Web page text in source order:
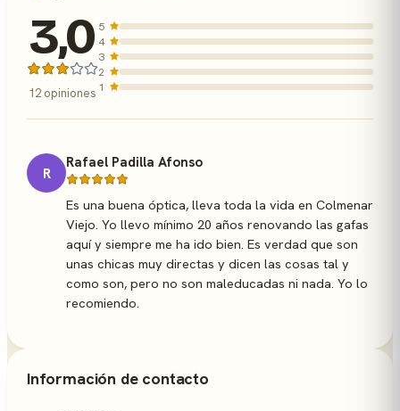
3,0
12 opiniones
5
4
3
2
1
R
Rafael Padilla Afonso
Es una buena óptica, lleva toda la vida en Colmenar
Viejo. Yo llevo mínimo 20 años renovando las gafas
aquí y siempre me ha ido bien. Es verdad que son
unas chicas muy directas y dicen las cosas tal y
como son, pero no son maleducadas ni nada. Yo lo
recomiendo.
Información de contacto